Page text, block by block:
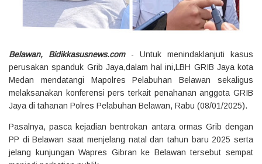
Belawan, Bidikkasusnews.com- Untuk menindaklanjuti kasus
perusakan spanduk Grib Jaya,dalam hal ini,LBH GRIB Jaya kota
Medan mendatangi Mapolres Pelabuhan Belawan sekaligus
melaksanakan konferensi pers terkait penahanan anggota GRIB
Jaya di tahanan Polres Pelabuhan Belawan, Rabu (08/01/2025).
Pasalnya, pasca kejadian bentrokan antara ormas Grib dengan
PP di Belawan saat menjelang natal dan tahun baru 2025 serta
jelang kunjungan Wapres Gibran ke Belawan tersebut sempat